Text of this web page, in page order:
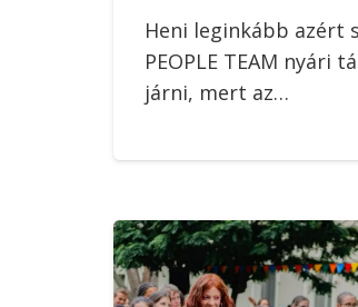
Heni leginkább azért
PEOPLE TEAM nyári
járni, mert az…